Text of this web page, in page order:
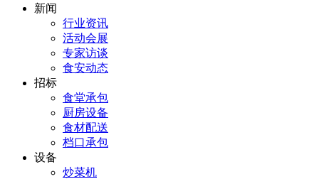
新闻
行业资讯
活动会展
专家访谈
食安动态
招标
食堂承包
厨房设备
食材配送
档口承包
设备
炒菜机